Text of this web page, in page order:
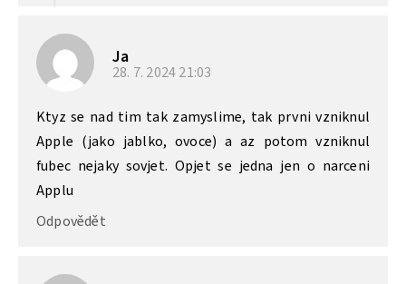
Ja
28. 7. 202421:03
Ktyz se nad tim tak zamyslime, tak prvni vzniknul
Apple (jako jablko, ovoce) a az potom vzniknul
fubec nejaky sovjet. Opjet se jedna jen o narceni
Applu
Odpovědět